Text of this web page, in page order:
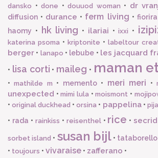
dansko • done • douuod woman • dr
diffusion • durance • ferm living •
haomy • hk living • ilariai •ixxi •
katerina psoma • kriptonite • labeltour
berger • lanapo • lebube • les jacquard
• lisa corti • maileg • maman
•mathilde m • memento• meri meri •
unexpected •mimi lula •moismont •
•original duckhead •orsina • pappelina•
• rada • rainkiss • reisenthel• rice •secrid
sorbet island • susan bijl• tataborello
• toujours • vivaraise • zafferano •